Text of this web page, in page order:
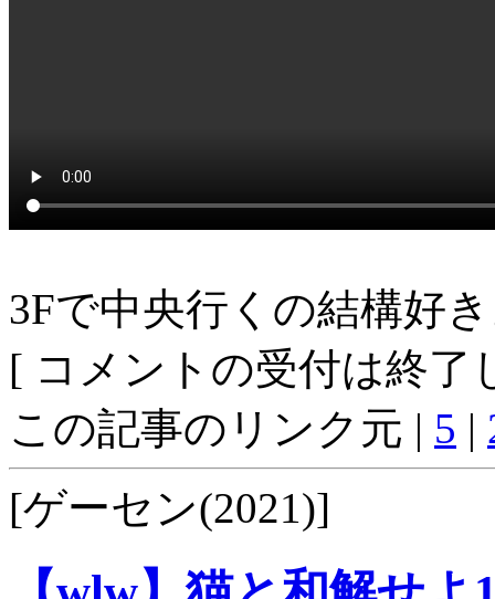
3Fで中央行くの結構好
[ コメントの受付は終了
この記事のリンク元 | 5 |
[ゲーセン(2021)]